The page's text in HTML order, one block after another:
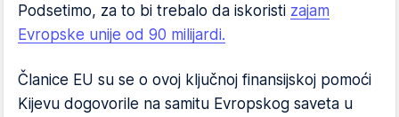
Podsetimo, za to bi trebalo da iskoristi zajam
Evropske unije od 90 milijardi.
Članice EU su se o ovoj ključnoj finansijskoj pomoći
Kijevu dogovorile na samitu Evropskog saveta u